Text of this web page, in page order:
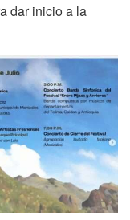
dar inicio a la